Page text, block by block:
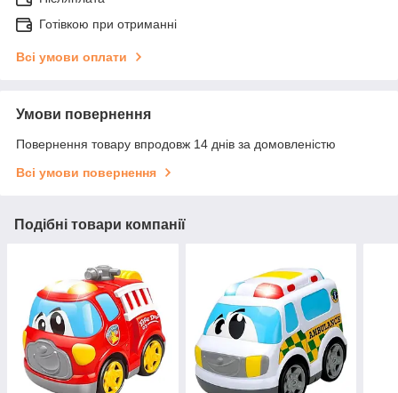
Готівкою при отриманні
Всі умови оплати
Умови повернення
Повернення товару впродовж 14 днів за домовленістю
Всі умови повернення
Подібні товари компанії